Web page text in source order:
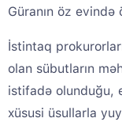
Güranın öz
İstintaq
olan sübutların
istifadə olunduğu,
xüsusi üsullarla